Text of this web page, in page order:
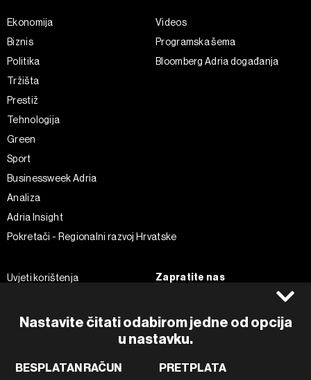
Nastavite čitati odabirom jedne od opcija
u nastavku.
BESPLATAN RAČUN PRETPLATA
Ekonomija
Biznis
Politika
Tržišta
Prestiž
Tehnologija
Green
Sport
Businessweek Adria
Analiza
Adria Insight
Pokretači - Regionalni razvoj Hrvatske
Videos
Programska šema
Bloomberg Adria događanja
Uvjeti korištenja
Politika kolačića
Korištenje umjetne inteligencije
Zapratite nas
Instagram
Twitter
Tiktok